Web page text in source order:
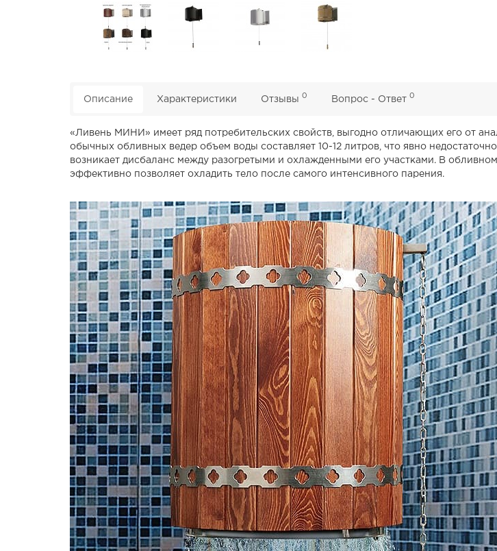
Описание Характеристики Отзывы 0 Вопрос - Ответ 0
«Ливень МИНИ» имеет ряд потребительских свойств, выгодно отличающих его от
обычных обливных ведер объем воды составляет 10-12 литров, что явно
возникает дисбаланс между разогретыми и охлажденными его участками. В
эффективно позволяет охладить тело после самого интенсивного парения.